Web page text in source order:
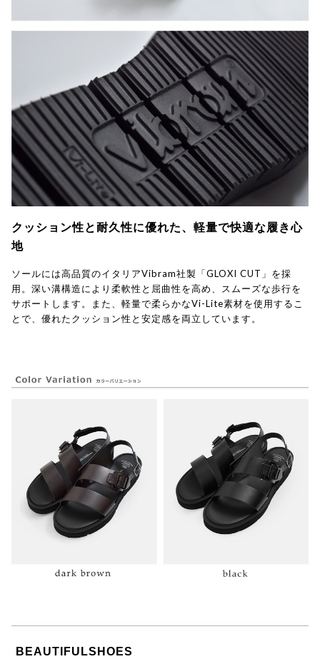
クッション性と耐久性に優れた、軽量で快適な履き心
地
ソールには高品質のイタリアVibram社製「GLOXI CUT」を採
用。深い溝構造により柔軟性と屈曲性を高め、スムーズな歩行を
サポートします。また、軽量で柔らかなVi-Lite素材を使用するこ
とで、優れたクッション性と安定感を両立しています。
BEAUTIFULSHOES